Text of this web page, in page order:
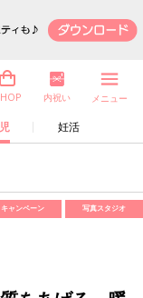
妊活
内祝い メニュー
キャンペーン 写真スタジオ